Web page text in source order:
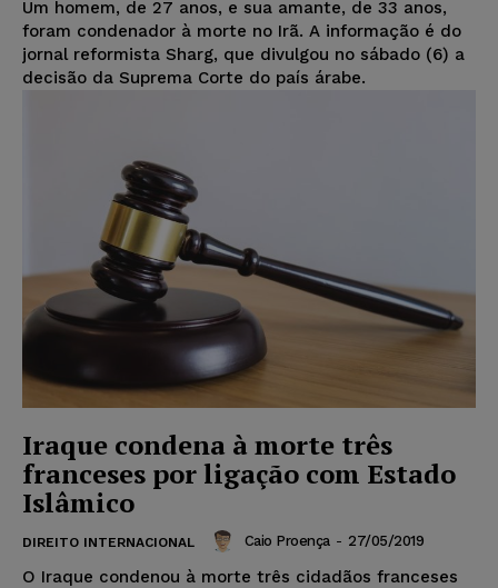
Um homem, de 27 anos, e sua amante, de 33 anos,
foram condenador à morte no Irã. A informação é do
jornal reformista Sharg, que divulgou no sábado (6) a
decisão da Suprema Corte do país árabe.
Iraque condena à morte três
franceses por ligação com Estado
Islâmico
DIREITO INTERNACIONAL Caio Proença - 27/05/2019
O Iraque condenou à morte três cidadãos franceses